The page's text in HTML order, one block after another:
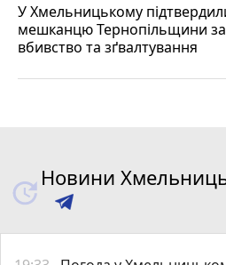
У Хмельницькому
мешканцю Тернопільщини за
вбивство та зґвалтування
Новини